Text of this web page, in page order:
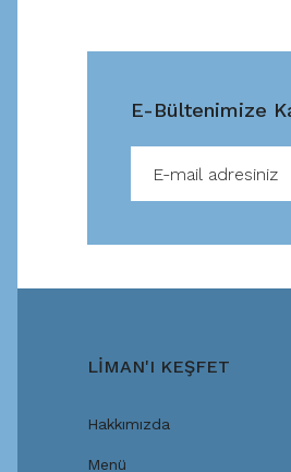
E-Bültenimize
LİMAN'I KEŞFET
Hakkımızda
Menü